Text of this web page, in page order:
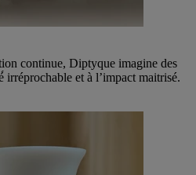
continue, Diptyque imagine des
irréprochable et à l’impact maitrisé.